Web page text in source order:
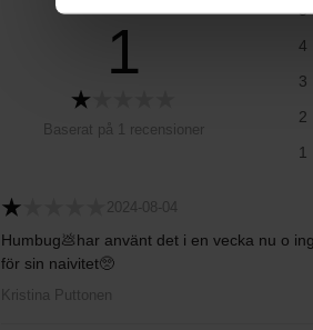
1
Baserat på 1 recensioner
5
4
3
2
1
2024-08-04
Humbug💩har använt det i en vecka nu o
för sin naivitet🥺
Kristina Puttonen